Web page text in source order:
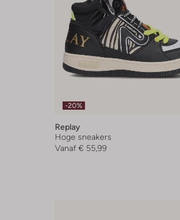
-20%
Replay
Hoge sneakers
Vanaf € 55,99